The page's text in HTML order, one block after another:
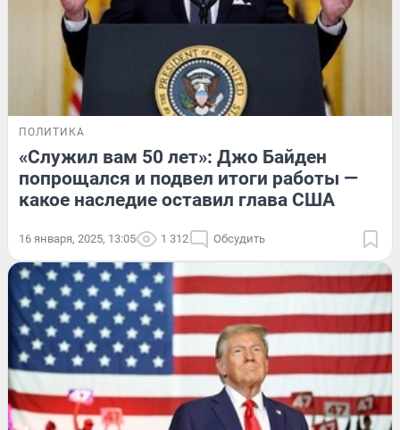
ПОЛИТИКА
«Служил вам 50 лет»: Джо Байден
попрощался и подвел итоги работы —
какое наследие оставил глава США
16 января, 2025, 13:05 1 312 Обсудить